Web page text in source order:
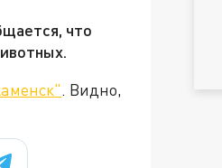
что
. Видно,